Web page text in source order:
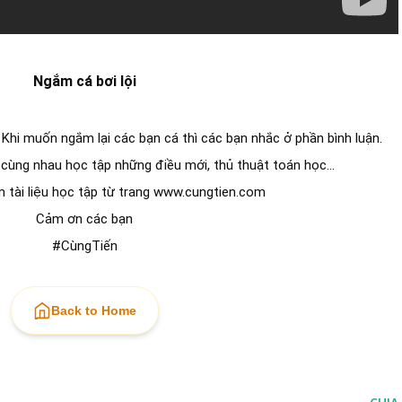
Ngắm cá bơi lội
muốn ngắm lại các bạn cá thì các bạn nhắc ở phần bình luận.
nhau học tập những điều mới, thủ thuật toán học...
tài liệu học tập từ trang www.cungtien.com
Cảm ơn các bạn
#CùngTiến
Back to Home